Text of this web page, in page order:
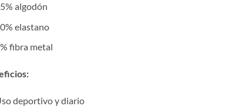
algodón
elastano
fibra metal
deportivo y diario